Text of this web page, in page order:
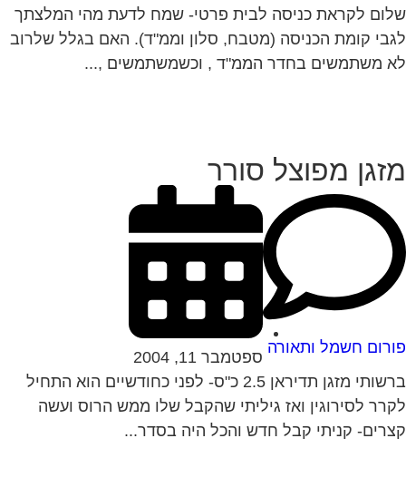
לקראת כניסה לבית פרטי- שמח לדעת מהי המלצתך
קומת הכניסה (מטבח, סלון וממ"ד). האם בגלל שלרוב
משתמשים בחדר הממ"ד , וכשמשתמשים ,...
מפוצל סורר
חשמל ותאורה
ספטמבר 11, 2004
ברשותי מזגן תדיראן 2.5 כ"ס- לפני כחודשיים הוא התחיל
לסירוגין ואז גיליתי שהקבל שלו ממש הרוס ועשה
קניתי קבל חדש והכל היה בסדר...